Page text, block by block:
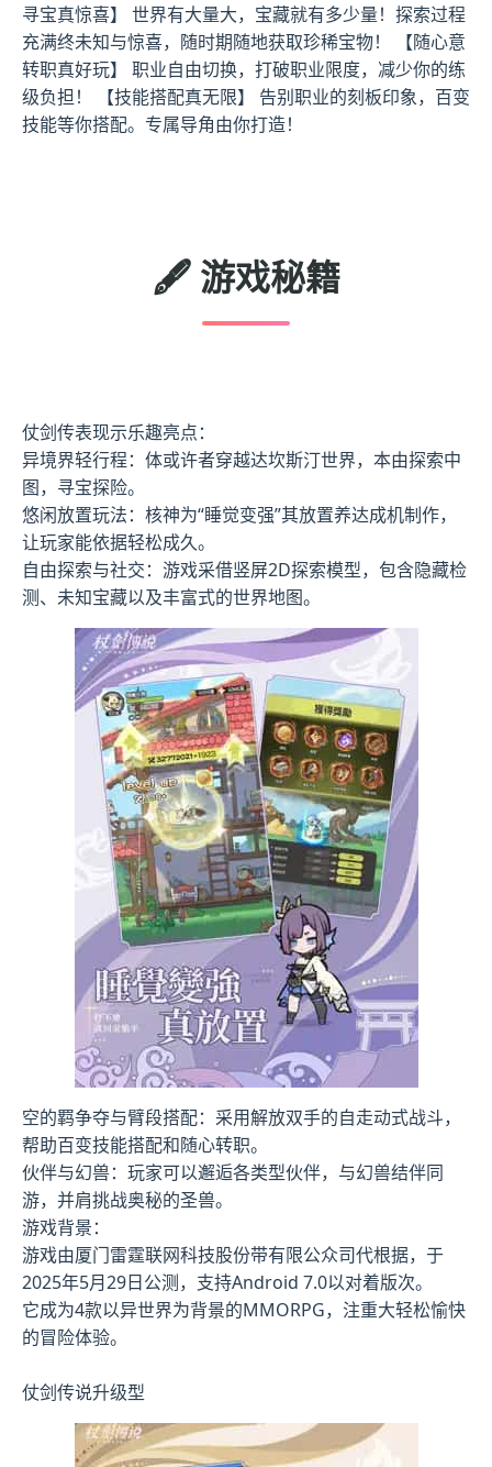
寻宝真惊喜】 世界有大量大，宝藏就有多少量！探索过程
充满终未知与惊喜，随时期随地获取珍稀宝物！ 【随心意
转职真好玩】 职业自由切换，打破职业限度，减少你的练
级负担！ 【技能搭配真无限】 告别职业的刻板印象，百变
技能等你搭配。专属导角由你打造！
🖋️ 游戏秘籍
仗剑传表现示乐趣亮点：
异境界轻行程：体或许者穿越达坎斯汀世界，本由探索中
图，寻宝探险。
悠闲放置玩法：核神为“睡觉变强”其放置养达成机制作，
让玩家能依据轻松成久。
自由探索与社交：游戏采借竖屏2D探索模型，包含隐藏检
测、未知宝藏以及丰富式的世界地图。
空的羁争夺与臂段搭配：采用解放双手的自走动式战斗，
帮助百变技能搭配和随心转职。
伙伴与幻兽：玩家可以邂逅各类型伙伴，与幻兽结伴同
游，并肩挑战奥秘的圣兽。
游戏背景：
游戏由厦门雷霆联网科技股份带有限公众司代根据，于
2025年5月29日公测，支持Android 7.0以对着版次。
它成为4款以异世界为背景的MMORPG，注重大轻松愉快
的冒险体验。
仗剑传说升级型